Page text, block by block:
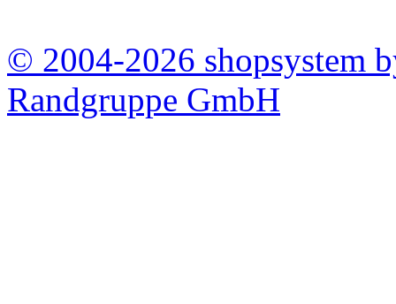
© 2004-2026 shopsystem
Randgruppe GmbH